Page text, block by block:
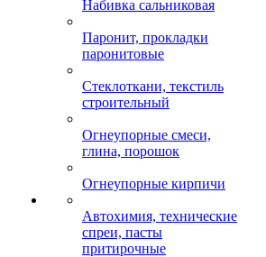
Набивка сальниковая
Паронит, прокладки
паронитовые
Стеклоткани, текстиль
строительный
Огнеупорные смеси,
глина, порошок
Огнеупорные кирпичи
Автохимия, технические
спреи, пасты
притирочные